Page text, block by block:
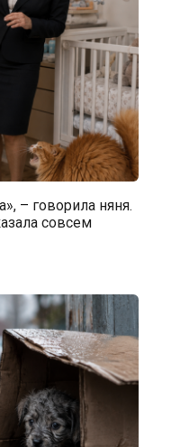
– говорила няня.
совсем